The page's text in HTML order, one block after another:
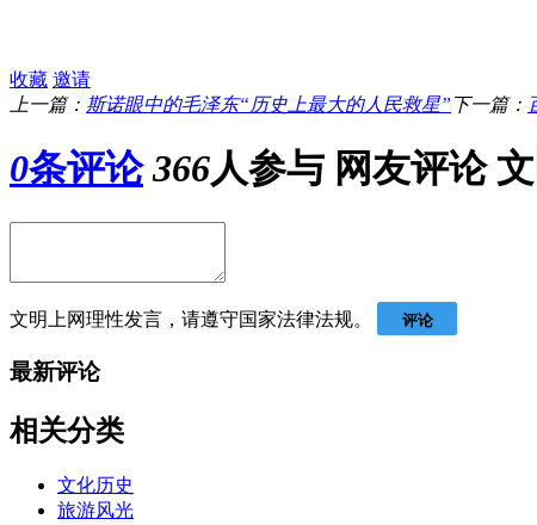
收藏 邀请
上一篇： 斯诺眼中的毛泽东“历史上最大的人民救星” 下一篇：
0条评论 366人参与 网友评论
文明上网理性发言，请遵守国家法律法规。 评论
最新评论
相关分类
文化历史
旅游风光